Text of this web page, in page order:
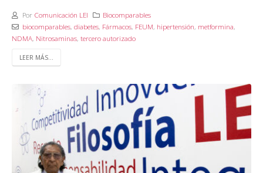
Por Comunicación LEI
Biocomparables
biocomparables, diabetes, Fármacos, FEUM, hipertensión, metformina,
NDMA, Nitrosaminas, tercero autorizado
LEER MÁS...